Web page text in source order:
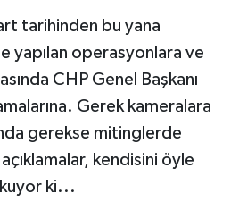
tarihinden bu yana
yapılan operasyonlara ve
CHP Genel Başkanı
Gerek kameralara
gerekse mitinglerde
kendisini öyle
ki...